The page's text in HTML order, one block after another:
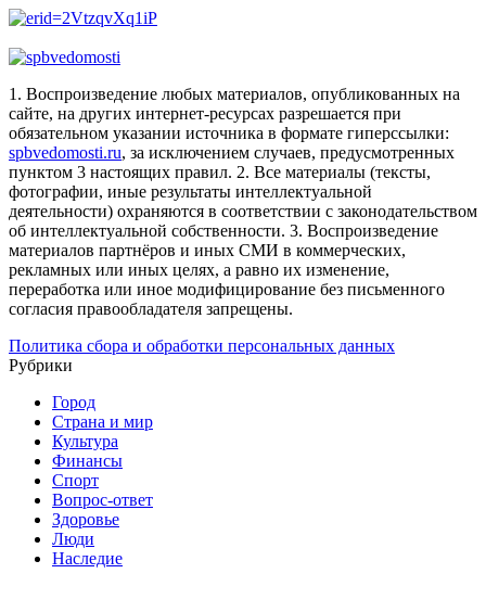
1. Воспроизведение любых материалов, опубликованных на
сайте, на других интернет-ресурсах разрешается при
обязательном указании источника в формате гиперссылки:
spbvedomosti.ru, за исключением случаев, предусмотренных
пунктом 3 настоящих правил. 2. Все материалы (тексты,
фотографии, иные результаты интеллектуальной
деятельности) охраняются в соответствии с законодательством
об интеллектуальной собственности. 3. Воспроизведение
материалов партнёров и иных СМИ в коммерческих,
рекламных или иных целях, а равно их изменение,
переработка или иное модифицирование без письменного
согласия правообладателя запрещены.
Политика сбора и обработки персональных данных
Рубрики
Город
Страна и мир
Культура
Финансы
Спорт
Вопрос-ответ
Здоровье
Люди
Наследие